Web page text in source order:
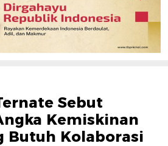
Sebut
Kemiskinan
Butuh Kolaborasi